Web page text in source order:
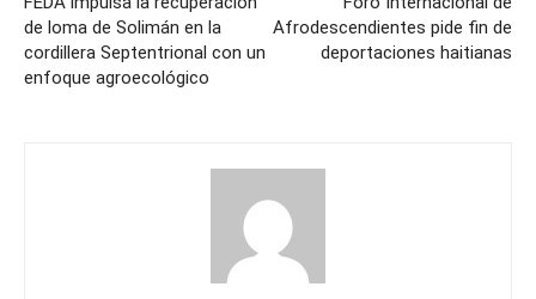
de loma de Solimán en la
cordillera Septentrional con un
enfoque agroecológico
Afrodescendientes pide fin de
deportaciones haitianas